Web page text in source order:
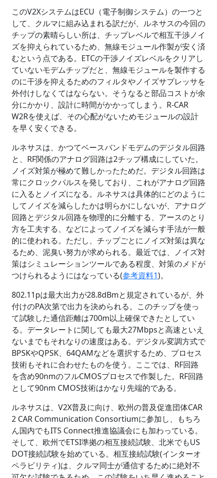
このV2XシステムはECU（電子制御システム）の一つと
して、クルマに組み込まれる訳だが、ルネサスの今回の
チップの素晴らしい所は、チップレベルで相互干渉ノイ
ズを抑えられているため、無線モジュール作製が安く済
むという点である。ETCの干渉ノイズレベルをクリアし
ていないモデムチップだと、無線モジュールを製作する
のに干渉を抑えるためのフィルタやノイズサプレッサを
外付けしなくてはならない。そうなると部品コストが余
分にかかり、設計に時間がかかってしまう。R-CAR
W2Rを使えば、その心配がないためモジュールの設計
を早く安くできる。
ルネサスは、かつてベースバンドモデムのデジタル回路
と、RF関係のアナログ回路は2チップ構成にしていた。
ノイズ対策が極めて難しかったためだ。デジタル回路は
常にクロックパルスを発しており、これがアナログ回路
に入るとノイズになる。ルネサスは具体的にどのように
してノイズを減らしたかは明らかにしないが、アナログ
回路とデジタル回路を物理的に分離する、アースのとり
方を工夫する、などによってノイズを減らす手法が一般
的に使われる。ただし、チップごとにノイズ対策は異な
るため、泥臭い努力が求められる。最近では、ノイズ対
策はシミュレーションツールである程度、対策のメドが
つけられるようにはなっている(参考資料1)。
802.11pは最大出力が28.8dBmと規定されているが、外
付けのPA次第で出力を決められる。このチップを使っ
て試験した通信距離は700m以上確保できたとしてい
る。データレートに関しても最大27Mbpsと高速といえ
ないまでもそれなりの速度はある。デジタル変調方式で
BPSKやQPSK、64QAMなどを選択するため、プロセス
技術もそれに合わせたものを使う。ここでは、RF回路
を含め90nmのフルCMOSプロセスで作製した。RF回路
として90nm CMOS技術はかなり先端的である。
ルネサスは、V2X普及に向け、欧州の普及促進団体CAR
2 CAR Communication Consortiumに参加し、もちろ
ん国内でもITS Connect推進協議会にも加わっている。
そして、欧州でETSI準拠の相互接続試験、北米でもUS
DOT接続試験を始めている。相互接続試験(インターオ
ペラビリティ)は、クルマ同士が通信するために絶対不